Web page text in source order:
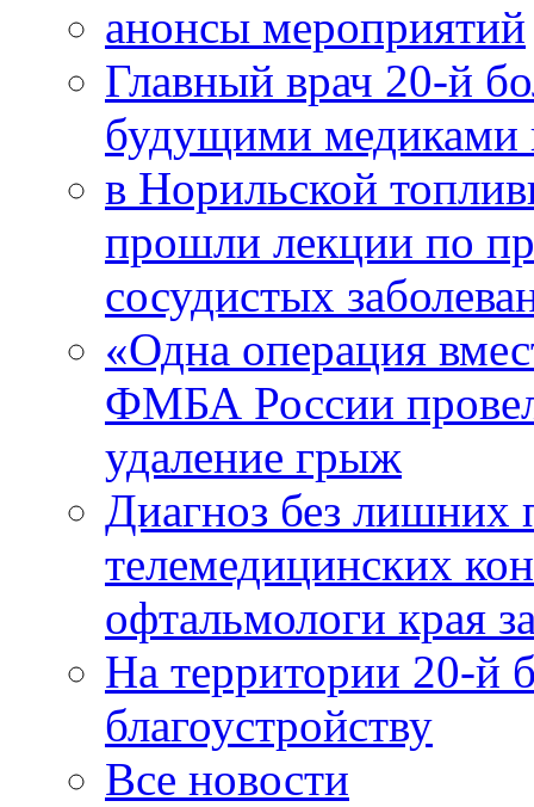
анонсы мероприятий
Главный врач 20-й
будущими медиками
в Норильской
прошли лекции по
сосудистых
«Одна операция
ФМБА России
удаление грыж
Диагноз без лишних
телемедицинских
офтальмологи края
На территории 20-й
благоустройству
Все новости